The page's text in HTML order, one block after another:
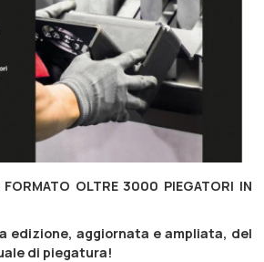
FORMATO OLTRE 3000 PIEGATORI IN
edizione, aggiornata e ampliata, del
di piegatura!